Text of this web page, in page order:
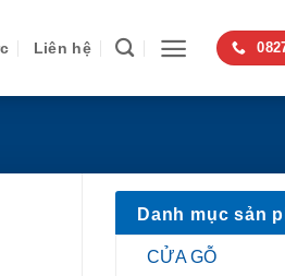
Liên hệ
Danh mục sản
CỬA GỖ